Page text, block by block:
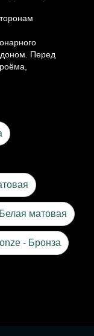
Перед
матовая
- Бронза